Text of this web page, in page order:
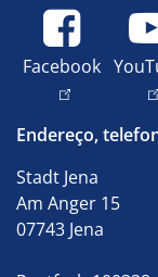
Facebook
Endereço,
Stadt Jena
Am Anger 15
07743 Jena